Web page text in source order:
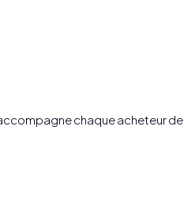
chaque acheteur de